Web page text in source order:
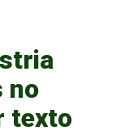
no
texto